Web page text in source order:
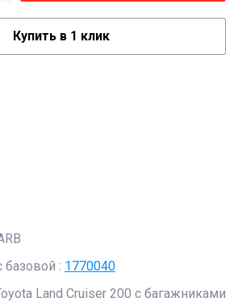
Купить в 1 клик
: 1770040
Land Cruiser 200 с багажниками